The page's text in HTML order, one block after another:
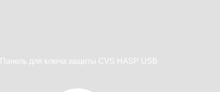
Панель для ключа защиты CVS HASP USB